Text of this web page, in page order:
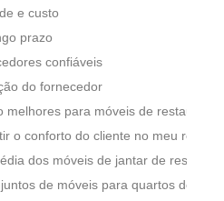
e custo
prazo
confiáveis
do fornecedor
melhores para móveis de
o conforto do cliente no meu
dos móveis de jantar de
de móveis para quartos de